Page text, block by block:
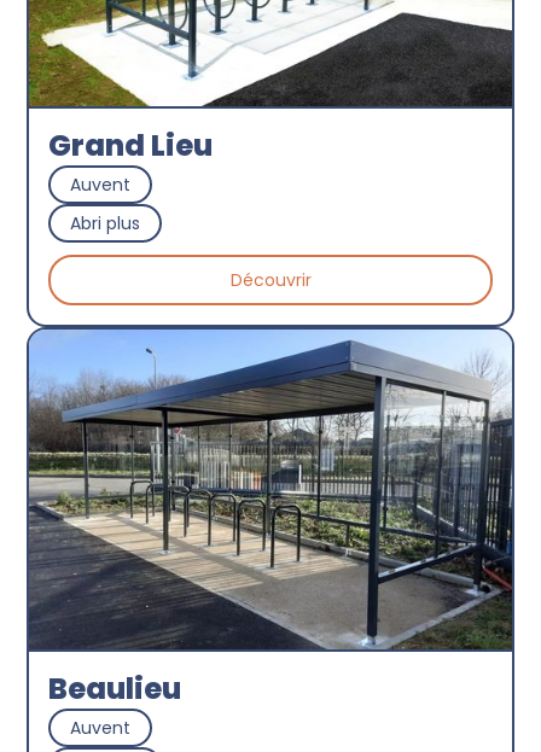
Grand Lieu
Auvent
Abri plus
Découvrir
Beaulieu
Auvent